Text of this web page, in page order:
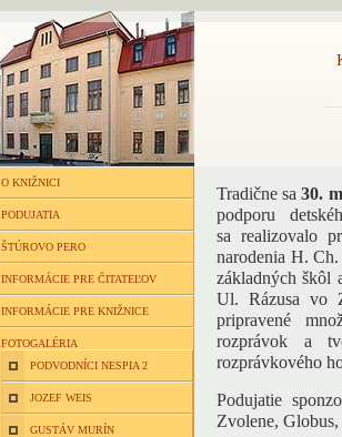
O KNIŽNICI
PODUJATIA
ŠTÚROVO PERO
INFORMÁCIE PRE ČITATEĽOV
INFORMÁCIE PRE KNIŽNICE
FOTOGALÉRIA
PODVODNÍCI NESPIA 2
JOZEF WEIS
GUSTÁV MURÍN
Tradične sa30.
podporu
sa realizovalo
narodenia H.
základných škôl
Ul. Rázusa vo
pripravené
rozprávok a
rozprávkového
Podujatie
Zvolene,